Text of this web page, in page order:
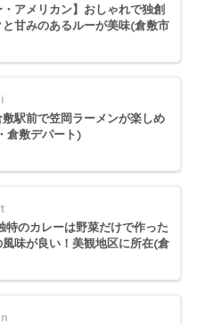
・アメリカン】おしゃれで独創
甘みのあるルーが美味(倉敷市
駅前で笠岡ラーメンが楽しめ
倉敷デパート)
特のカレーは野菜だけで作った
味が良い！美観地区に所在(倉